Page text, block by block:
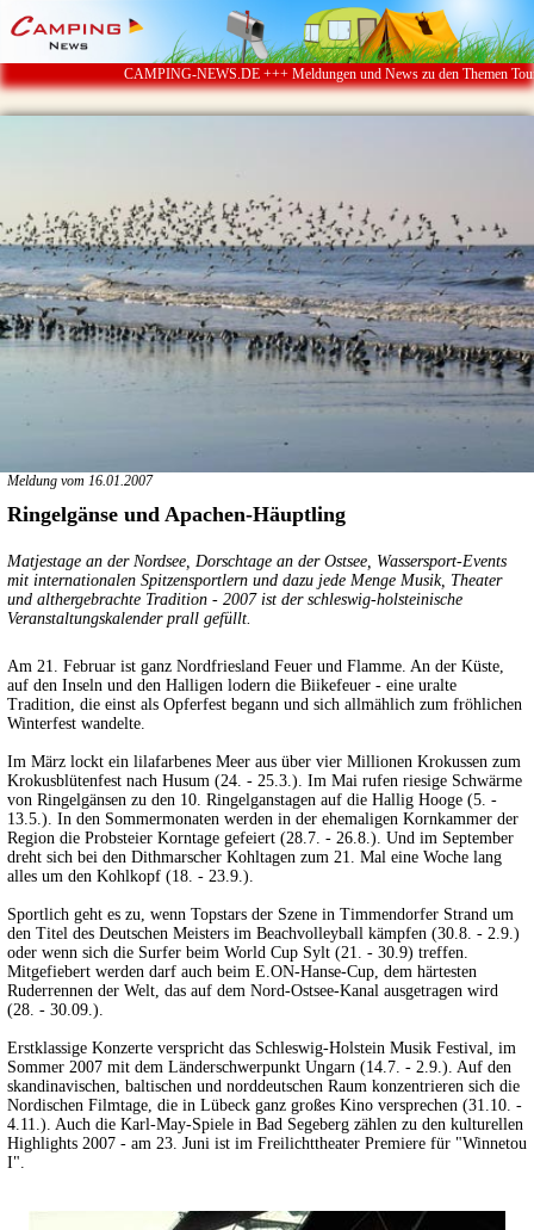
CAMPING-NEWS.DE +++ Meldungen und News zu den Themen
Meldung vom 16.01.2007
Ringelgänse und Apachen-Häuptling
Matjestage an der Nordsee, Dorschtage an der Ostsee, Wassersport-Events
mit internationalen Spitzensportlern und dazu jede Menge Musik, Theater
und althergebrachte Tradition - 2007 ist der schleswig-holsteinische
Veranstaltungskalender prall gefüllt.
Am 21. Februar ist ganz Nordfriesland Feuer und Flamme. An der Küste,
auf den Inseln und den Halligen lodern die Biikefeuer - eine uralte
Tradition, die einst als Opferfest begann und sich allmählich zum fröhlichen
Winterfest wandelte.
Im März lockt ein lilafarbenes Meer aus über vier Millionen Krokussen zum
Krokusblütenfest nach Husum (24. - 25.3.). Im Mai rufen riesige Schwärme
von Ringelgänsen zu den 10. Ringelganstagen auf die Hallig Hooge (5. -
13.5.). In den Sommermonaten werden in der ehemaligen Kornkammer der
Region die Probsteier Korntage gefeiert (28.7. - 26.8.). Und im September
dreht sich bei den Dithmarscher Kohltagen zum 21. Mal eine Woche lang
alles um den Kohlkopf (18. - 23.9.).
Sportlich geht es zu, wenn Topstars der Szene in Timmendorfer Strand um
den Titel des Deutschen Meisters im Beachvolleyball kämpfen (30.8. - 2.9.)
oder wenn sich die Surfer beim World Cup Sylt (21. - 30.9) treffen.
Mitgefiebert werden darf auch beim E.ON-Hanse-Cup, dem härtesten
Ruderrennen der Welt, das auf dem Nord-Ostsee-Kanal ausgetragen wird
(28. - 30.09.).
Erstklassige Konzerte verspricht das Schleswig-Holstein Musik Festival, im
Sommer 2007 mit dem Länderschwerpunkt Ungarn (14.7. - 2.9.). Auf den
skandinavischen, baltischen und norddeutschen Raum konzentrieren sich die
Nordischen Filmtage, die in Lübeck ganz großes Kino versprechen (31.10. -
4.11.). Auch die Karl-May-Spiele in Bad Segeberg zählen zu den kulturellen
Highlights 2007 - am 23. Juni ist im Freilichttheater Premiere für "Winnetou
I".